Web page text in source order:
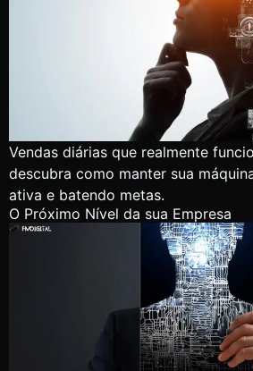
Vendas diárias que realmente
descubra como manter sua
ativa e batendo metas.
O Próximo Nível da sua Empresa